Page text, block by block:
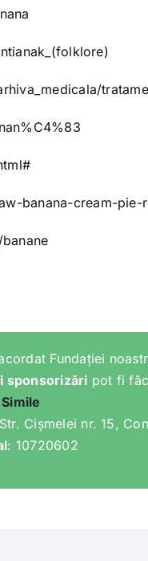
banana-cream-pie-
Fundației
sponsorizări pot fi
Cișmelei nr. 15,
: 10720602